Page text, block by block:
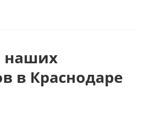
в Краснодаре